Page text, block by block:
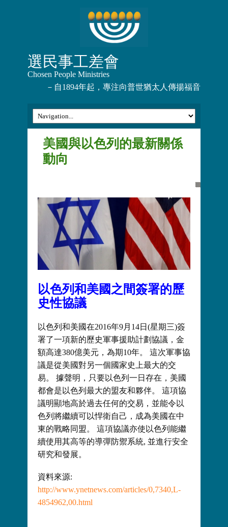
選民事工差會
Chosen People Ministries
－自1894年起，專注向普世猶太人傳揚福音
美國與以色列的最新關係
動向
以色列和美國之間簽署的歷
史性協議
以色列和美國在2016年9月14日(星期三)簽
署了一項新的歷史軍事援助計劃協議，金
額高達380億美元，為期10年。 這次軍事協
議是從美國對另一個國家史上最大的交
易。 據聲明，只要以色列一日存在，美國
都會是以色列最大的盟友和夥伴。 這項協
議明顯地高於過去任何的交易，並能令以
色列將繼續可以悍衛自己，成為美國在中
東的戰略同盟。 這項協議亦使以色列能繼
續使用其高等的導彈防禦系統, 並進行安全
研究和發展。
資料來源:
http://www.ynetnews.com/articles/0,7340,L-
4854962,00.html